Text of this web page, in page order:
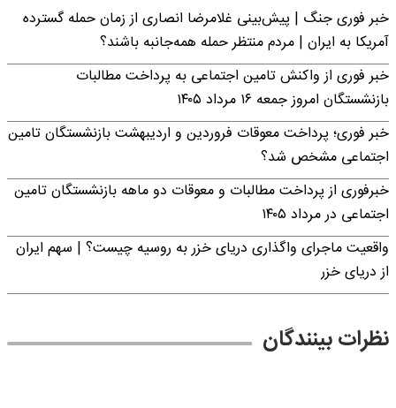
خبر فوری جنگ | پیش‌بینی غلامرضا انصاری از زمان حمله گسترده
آمریکا به ایران | مردم منتظر حمله همه‌جانبه باشند؟
خبر فوری از واکنش تامین اجتماعی به پرداخت مطالبات
بازنشستگان امروز جمعه ۱۶ مرداد ۱۴۰۵
خبر فوری؛ پرداخت معوقات فروردین و اردیبهشت بازنشستگان تامین
اجتماعی مشخص شد؟
خبرفوری از پرداخت مطالبات و معوقات دو ماهه بازنشستگان تامین
اجتماعی در مرداد ۱۴۰۵
واقعیت ماجرای واگذاری دریای خزر به روسیه چیست؟ | سهم ایران
از دریای خزر
نظرات بینندگان